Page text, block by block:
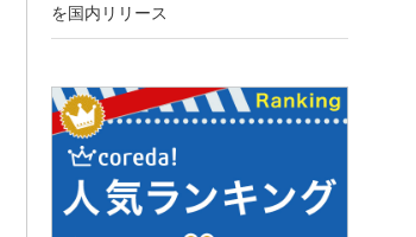
を国内リリース